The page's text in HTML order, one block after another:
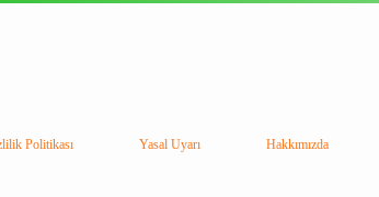
Politikası Yasal Uyarı Hakkımızda